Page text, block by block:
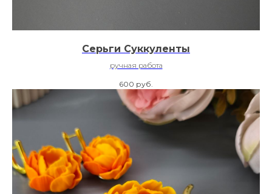
Серьги Суккуленты
ручная работа
600 руб.